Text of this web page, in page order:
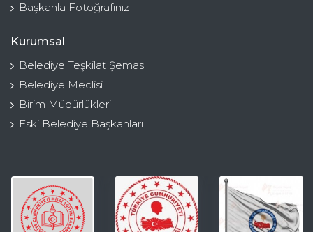
Başkanla Fotoğrafınız
Kurumsal
Belediye Teşkilat Şeması
Belediye Meclisi
Birim Müdürlükleri
Eski Belediye Başkanları